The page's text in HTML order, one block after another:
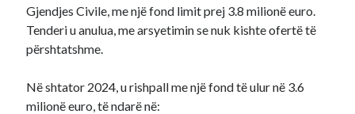
Gjendjes Civile, me një fond limit prej 3.8 milionë euro.
Tenderi u anulua, me arsyetimin se nuk kishte ofertë të
përshtatshme.
Në shtator 2024, u rishpall me një fond të ulur në 3.6
milionë euro, të ndarë në: